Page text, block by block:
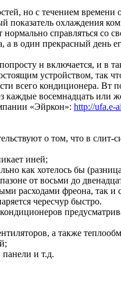
но с течением времени
показатель охлаждения
нормально справляться со
а в один прекрасный день
н включается, и в
устройством, так
всего кондиционера. Вт
каждые восемнадцать или
«Эйркон»: http://ufa.e-
о том, что в слит-
иней;
как хотелось бы
от восьми до
расходами фреона, так
чересчур быстро.
а также
панели и т.д.